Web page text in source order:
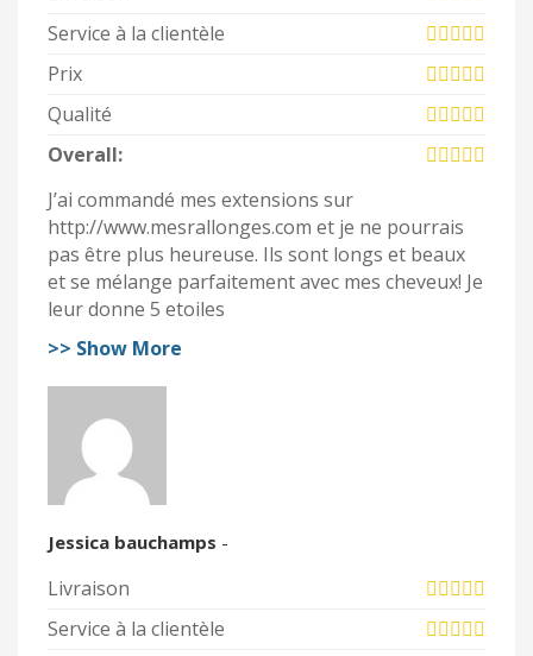
Service à la clientèle
Prix
Qualité
Overall:
J’ai commandé mes extensions sur
http://www.mesrallonges.com et je ne pourrais
pas être plus heureuse. Ils sont longs et beaux
et se mélange parfaitement avec mes cheveux! Je
leur donne 5 etoiles
>> Show More
Jessica bauchamps -
Livraison
Service à la clientèle